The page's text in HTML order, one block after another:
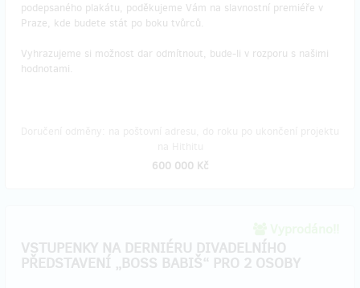
podepsaného plakátu, poděkujeme Vám na slavnostní premiéře v
Praze, kde budete stát po boku tvůrců.
Vyhrazujeme si možnost dar odmítnout, bude-li v rozporu s našimi
hodnotami.
600 000 Kč
VSTUPENKY NA DERNIÉRU DIVADELNÍHO
PŘEDSTAVENÍ „BOSS BABIŠ“ PRO 2 OSOBY